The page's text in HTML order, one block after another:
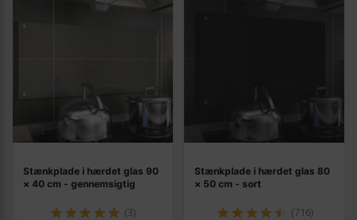
Stænkplade i hærdet glas 90
× 40 cm - gennemsigtig
(3)
Stænkplade i hærdet glas 80
× 50 cm - sort
(716)